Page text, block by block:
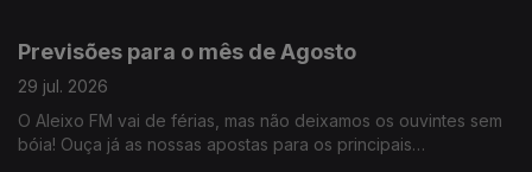
Previsões para o mês de Agosto
29 jul. 2026
O Aleixo FM vai de férias, mas não deixamos os ouvintes sem
bóia! Ouça já as nossas apostas para os principais